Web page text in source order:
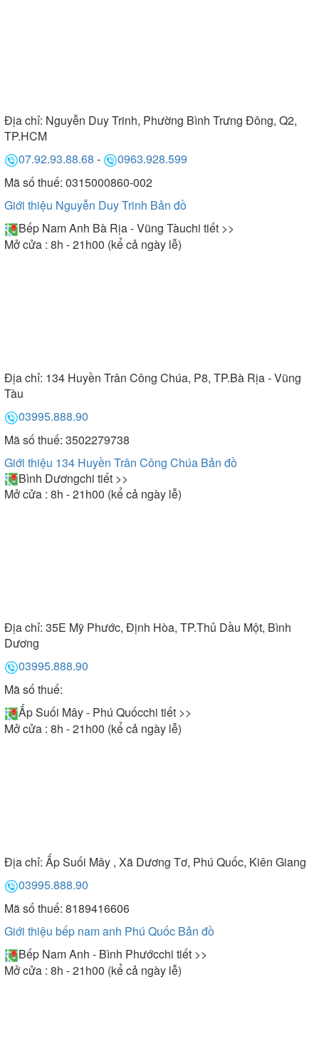
Địa chỉ: Nguyễn Duy Trinh, Phường Bình Trưng Đông, Q2,
TP.HCM
07.92.93.88.68 -
0963.928.599
Mã số thuế: 0315000860-002
Giới thiệu Nguyễn Duy Trinh Bản đồ
Bếp Nam Anh Bà Rịa - Vũng Tàuchi tiết >>
Mở cửa : 8h - 21h00 (kể cả ngày lễ)
Địa chỉ: 134 Huyền Trân Công Chúa, P8, TP.Bà Rịa - Vũng
Tàu
03995.888.90
Mã số thuế: 3502279738
Giới thiệu 134 Huyền Trân Công Chúa Bản đồ
Bình Dươngchi tiết >>
Mở cửa : 8h - 21h00 (kể cả ngày lễ)
Địa chỉ: 35E Mỹ Phước, Định Hòa, TP.Thủ Dầu Một, Bình
Dương
03995.888.90
Mã số thuế:
Ấp Suối Mây - Phú Quốcchi tiết >>
Mở cửa : 8h - 21h00 (kể cả ngày lễ)
Địa chỉ: Ấp Suối Mây , Xã Dương Tơ, Phú Quốc, Kiên Giang
03995.888.90
Mã số thuế: 8189416606
Giới thiệu bếp nam anh Phú Quốc Bản đồ
Bếp Nam Anh - Bình Phướcchi tiết >>
Mở cửa : 8h - 21h00 (kể cả ngày lễ)